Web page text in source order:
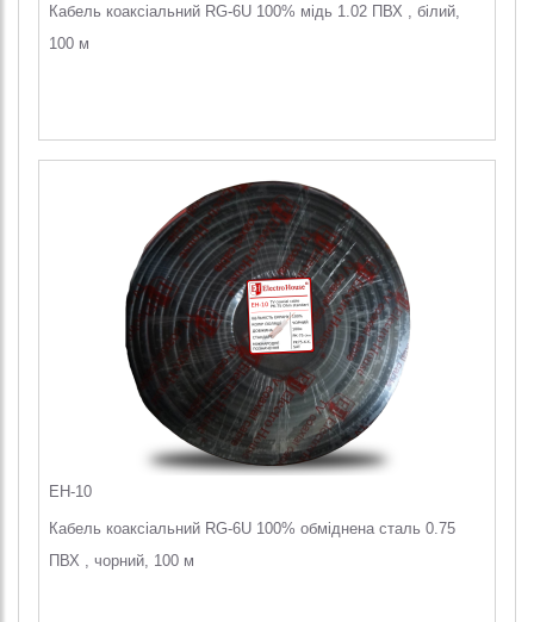
Кабель коаксіальний RG-6U 100% мідь 1.02 ПВХ , білий,
100 м
EH-10
Кабель коаксіальний RG-6U 100% обміднена сталь 0.75
ПВХ , чорний, 100 м